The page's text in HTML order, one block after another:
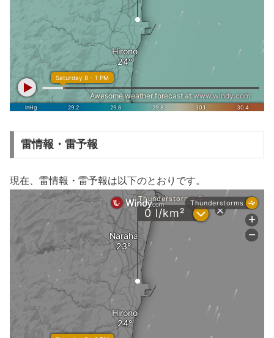
雷情報・雷予報
現在、雷情報・雷予報は以下のとおりです。